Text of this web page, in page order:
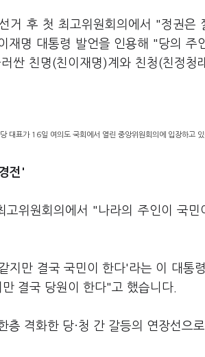
거 후 첫 최고위원회의에서 "정권은
재명 대통령 발언을 인용해 "당의 주
싼 친명(친이재명)계와 친청(친정청
대표가 16일 여의도 국회에서 열린 중앙위원회의에 입장하고
전'
위원회의에서 "나라의 주인이 국민
지만 결국 국민이 한다'라는 이 대통
결국 당원이 한다"고 했습니다.
층 격화한 당·청 간 갈등의 연장선으